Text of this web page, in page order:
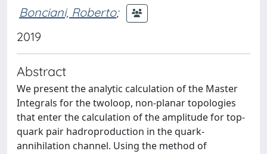
Bonciani, Roberto;
2019
Abstract
We present the analytic calculation of the Master
Integrals for the twoloop, non-planar topologies
that enter the calculation of the amplitude for top-
quark pair hadroproduction in the quark-
annihilation channel. Using the method of